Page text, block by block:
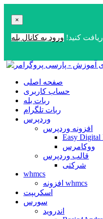
×
کنید! ورود به کانال بله
صفحه اصلی
حساب کاربری
ربات بله
ربات تلگرام
وردپرس
افزونه وردپرس
Easy Digital
ووکامرس
قالب وردپرس
شرکتی
whmcs
افزونه whmcs
اسکریپت
سورس
اندروید